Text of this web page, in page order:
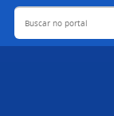
Buscar no portal